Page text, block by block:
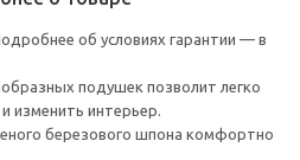
об условиях гарантии — в
подушек позволит легко
изменить интерьер.
березового шпона комфортно